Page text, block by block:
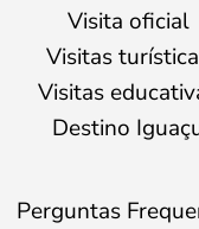
Visita oficial
Visitas
Visitas
Destino
Perguntas